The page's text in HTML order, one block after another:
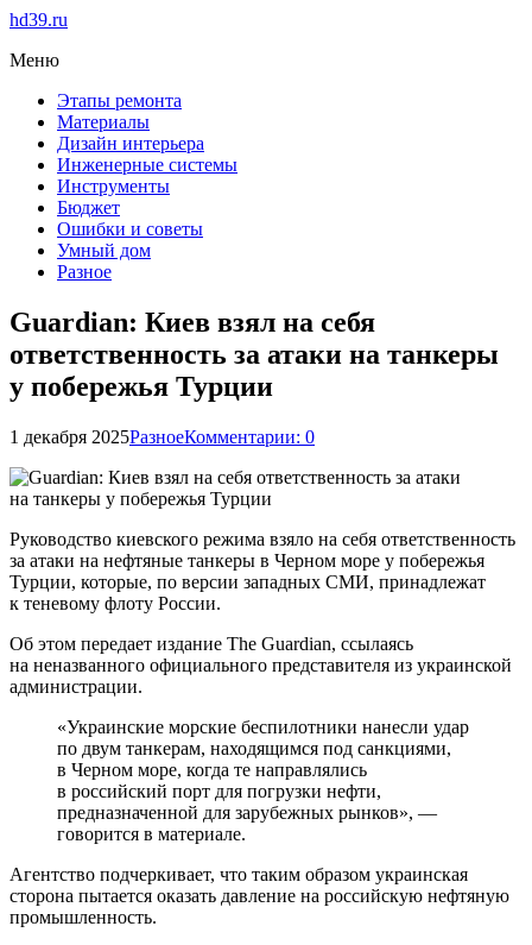
hd39.ru
Меню
Этапы ремонта
Материалы
Дизайн интерьера
Инженерные системы
Инструменты
Бюджет
Ошибки и советы
Умный дом
Разное
Guardian: Киев взял на себя
ответственность за атаки на танкеры
у побережья Турции
1 декабря 2025РазноеКомментарии: 0
Руководство киевского режима взяло на себя ответственность
за атаки на нефтяные танкеры в Черном море у побережья
Турции, которые, по версии западных СМИ, принадлежат
к теневому флоту России.
Об этом передает издание The Guardian, ссылаясь
на неназванного официального представителя из украинской
администрации.
«Украинские морские беспилотники нанесли удар
по двум танкерам, находящимся под санкциями,
в Черном море, когда те направлялись
в российский порт для погрузки нефти,
предназначенной для зарубежных рынков», —
говорится в материале.
Агентство подчеркивает, что таким образом украинская
сторона пытается оказать давление на российскую нефтяную
промышленность.